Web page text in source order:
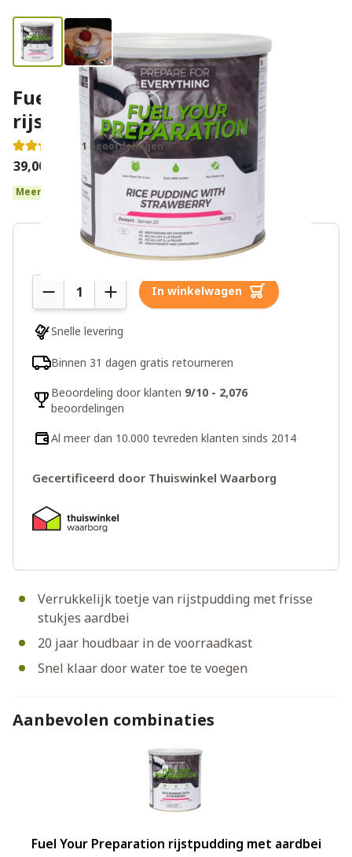
Fuel Your Preparation
rijstpudding met aardbei
1 beoordelingen
€39,00
Meer dan 10 op voorraad
Verrukkelijk toetje van rijstpudding met frisse
stukjes aardbei
20 jaar houdbaar in de voorraadkast
Snel klaar door water toe te voegen
Aantal In winkelwagen
Snelle levering
Binnen 31 dagen gratis retourneren
Beoordeling door klanten 9/10 - 2,076
beoordelingen
Al meer dan 10.000 tevreden klanten sinds 2014
Gecertificeerd door Thuiswinkel Waarborg
Aanbevolen combinaties
Fuel Your Preparation rijstpudding met aardbei